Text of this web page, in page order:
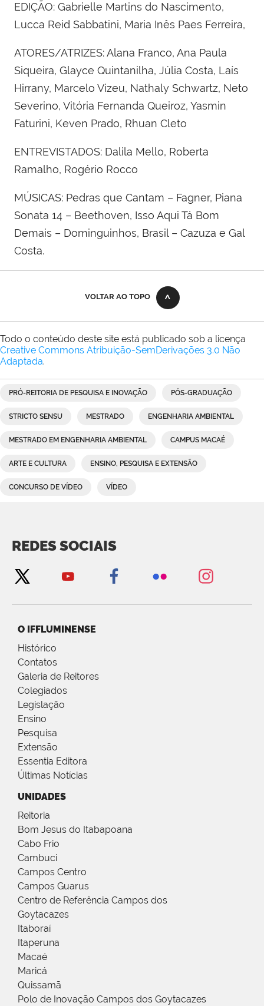
EDIÇÃO: Gabrielle Martins do Nascimento,
Lucca Reid Sabbatini, Maria Inês Paes Ferreira,
ATORES/ATRIZES: Alana Franco, Ana Paula
Siqueira, Glayce Quintanilha, Júlia Costa, Laís
Hirrany, Marcelo Vizeu, Nathaly Schwartz, Neto
Severino, Vitória Fernanda Queiroz, Yasmin
Faturini, Keven Prado, Rhuan Cleto
ENTREVISTADOS: Dalila Mello, Roberta
Ramalho, Rogério Rocco
MÚSICAS: Pedras que Cantam – Fagner, Piana
Sonata 14 – Beethoven, Isso Aqui Tá Bom
Demais – Dominguinhos, Brasil – Cazuza e Gal
Costa.
VOLTAR AO TOPO
Todo o conteúdo deste site está publicado sob a licença
Creative Commons Atribuição-SemDerivações 3.0 Não
Adaptada.
PRÓ-REITORIA DE PESQUISA E INOVAÇÃO PÓS-GRADUAÇÃO
STRICTO SENSU MESTRADO ENGENHARIA AMBIENTAL
MESTRADO EM ENGENHARIA AMBIENTAL CAMPUS MACAÉ
ARTE E CULTURA ENSINO, PESQUISA E EXTENSÃO
CONCURSO DE VÍDEO VÍDEO
REDES SOCIAIS
O IFFLUMINENSE
Histórico
Contatos
Galeria de Reitores
Colegiados
Legislação
Ensino
Pesquisa
Extensão
Essentia Editora
Últimas Notícias
UNIDADES
Reitoria
Bom Jesus do Itabapoana
Cabo Frio
Cambuci
Campos Centro
Campos Guarus
Centro de Referência Campos dos
Goytacazes
Itaboraí
Itaperuna
Macaé
Maricá
Quissamã
Polo de Inovação Campos dos Goytacazes